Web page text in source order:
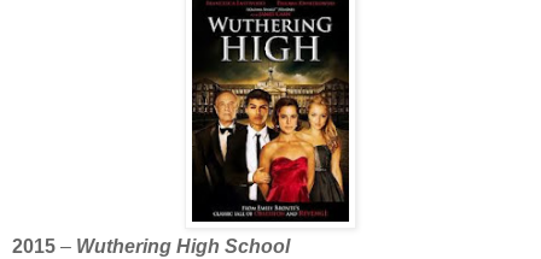
2015 – Wuthering High School